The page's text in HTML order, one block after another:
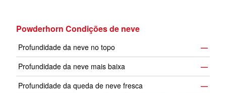
Powderhorn Condições de neve
Profundidade da neve no topo
—
Profundidade da neve mais baixa
—
Profundidade da queda de neve fresca
—